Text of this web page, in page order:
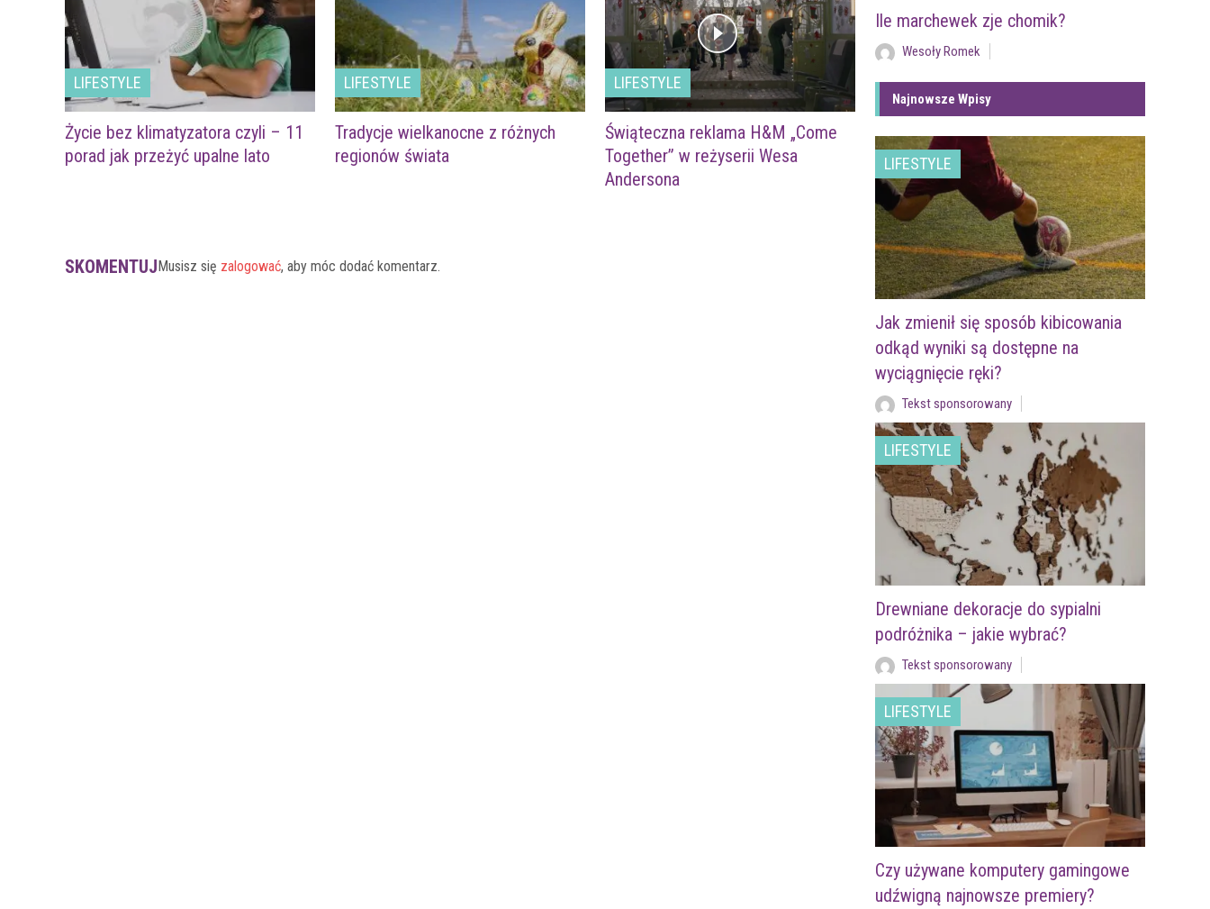
LIFESTYLE
Życie bez klimatyzatora czyli – 11
porad jak przeżyć upalne lato
LIFESTYLE
Tradycje wielkanocne z różnych
regionów świata
LIFESTYLE
Świąteczna reklama H&M „Come
Together” w reżyserii Wesa
Andersona
SKOMENTUJMusisz się zalogować, aby móc dodać komentarz.
Ile marchewek zje chomik?
Wesoły Romek
Najnowsze Wpisy
LIFESTYLE
Jak zmienił się sposób kibicowania
odkąd wyniki są dostępne na
wyciągnięcie ręki?
Tekst sponsorowany
LIFESTYLE
Drewniane dekoracje do sypialni
podróżnika – jakie wybrać?
Tekst sponsorowany
LIFESTYLE
Czy używane komputery gamingowe
udźwigną najnowsze premiery?